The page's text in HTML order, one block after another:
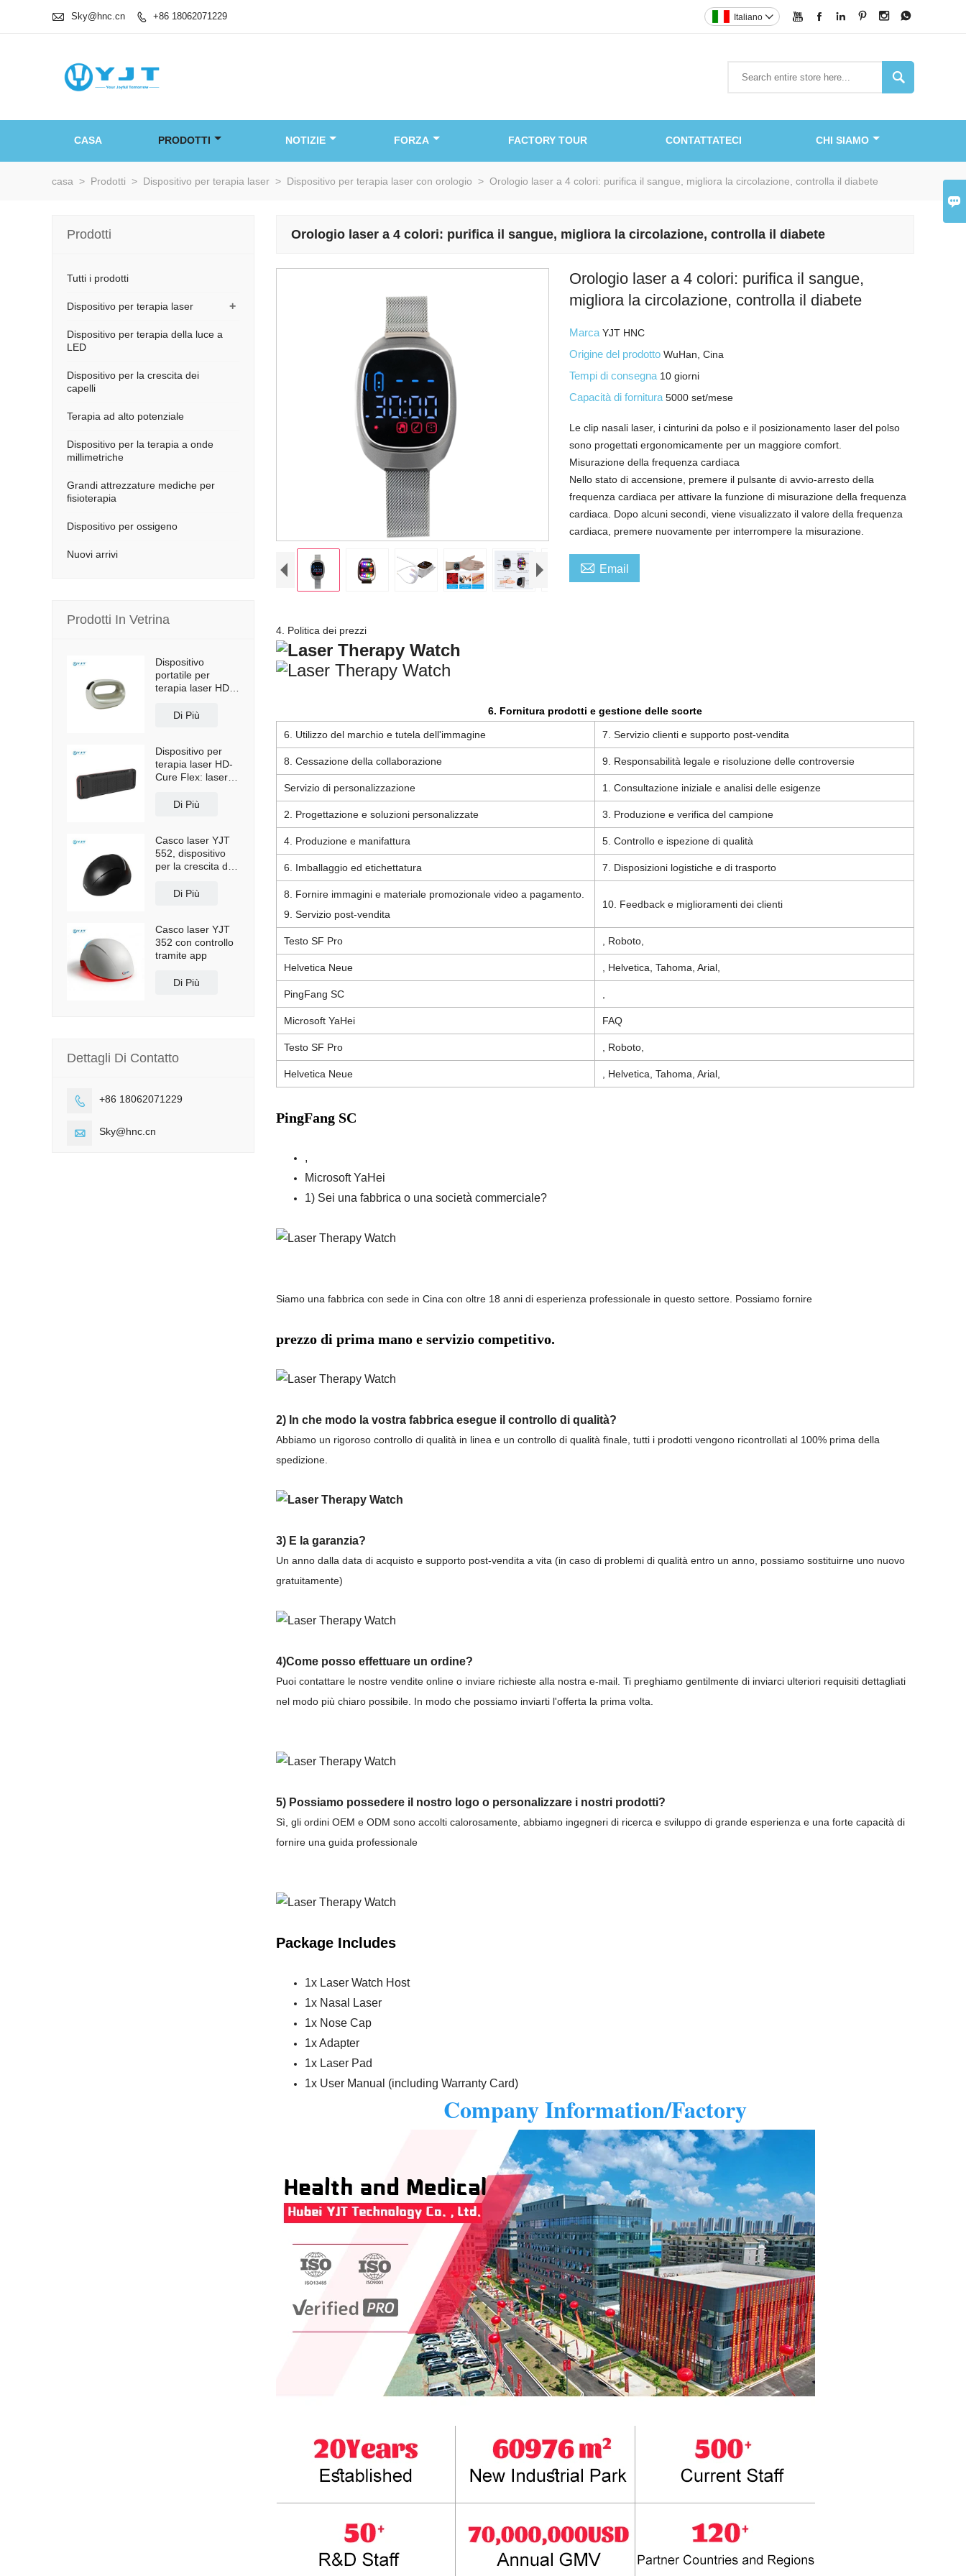

 Sky@hnc.cn  +86 18062071229      
Italiano 

CASA PRODOTTI NOTIZIE FORZA FACTORY TOUR CONTATTATECI CHI SIAMO
casa > Prodotti > Dispositivo per terapia laser > Dispositivo per terapia laser con orologio > Orologio laser a 4 colori: purifica il sangue, migliora la circolazione, controlla il diabete
Orologio laser a 4 colori: purifica il sangue, migliora la circolazione, controlla il diabete
Orologio laser a 4 colori: purifica il sangue,
migliora la circolazione, controlla il diabete
MarcaYJT HNC
Origine del prodottoWuHan, Cina
Tempi di consegna 10 giorni
Capacità di fornitura5000 set/mese
Le clip nasali laser, i cinturini da polso e il posizionamento laser del polso
sono progettati ergonomicamente per un maggiore comfort.
Misurazione della frequenza cardiaca
Nello stato di accensione, premere il pulsante di avvio-arresto della
frequenza cardiaca per attivare la funzione di misurazione della frequenza
cardiaca. Dopo alcuni secondi, viene visualizzato il valore della frequenza
cardiaca, premere nuovamente per interrompere la misurazione.
 Email
4. Politica dei prezzi
6. Fornitura prodotti e gestione delle scorte
6. Utilizzo del marchio e tutela dell'immagine 7. Servizio clienti e supporto post-vendita
8. Cessazione della collaborazione 9. Responsabilità legale e risoluzione delle controversie
Servizio di personalizzazione 1. Consultazione iniziale e analisi delle esigenze
2. Progettazione e soluzioni personalizzate 3. Produzione e verifica del campione
4. Produzione e manifattura 5. Controllo e ispezione di qualità
6. Imballaggio ed etichettatura 7. Disposizioni logistiche e di trasporto
8. Fornire immagini e materiale promozionale video a pagamento.
9. Servizio post-vendita
10. Feedback e miglioramenti dei clienti
Testo SF Pro , Roboto,
Helvetica Neue , Helvetica, Tahoma, Arial,
PingFang SC
Microsoft YaHei FAQ
Testo SF Pro , Roboto,
Helvetica Neue , Helvetica, Tahoma, Arial,
PingFang SC
,
Microsoft YaHei
1) Sei una fabbrica o una società commerciale?
Siamo una fabbrica con sede in Cina con oltre 18 anni di esperienza professionale in questo settore. Possiamo fornire
prezzo di prima mano e servizio competitivo.
2) In che modo la vostra fabbrica esegue il controllo di qualità?
Abbiamo un rigoroso controllo di qualità in linea e un controllo di qualità finale, tutti i prodotti vengono ricontrollati al 100% prima della
spedizione.
3) E la garanzia?
Un anno dalla data di acquisto e supporto post-vendita a vita (in caso di problemi di qualità entro un anno, possiamo sostituirne uno nuovo
gratuitamente)
4)Come posso effettuare un ordine?
Puoi contattare le nostre vendite online o inviare richieste alla nostra e-mail. Ti preghiamo gentilmente di inviarci ulteriori requisiti dettagliati
nel modo più chiaro possibile. In modo che possiamo inviarti l'offerta la prima volta.
5) Possiamo possedere il nostro logo o personalizzare i nostri prodotti?
Sì, gli ordini OEM e ODM sono accolti calorosamente, abbiamo ingegneri di ricerca e sviluppo di grande esperienza e una forte capacità di
fornire una guida professionale
Package Includes
1x Laser Watch Host
1x Nasal Laser
1x Nose Cap
1x Adapter
1x Laser Pad
1x User Manual (including Warranty Card)
Company Information/Factory
Prodotti
Tutti i prodotti
+
Dispositivo per terapia laser
Dispositivo per terapia della luce a
LED
Dispositivo per la crescita dei
capelli
Terapia ad alto potenziale
Dispositivo per la terapia a onde
millimetriche
Grandi attrezzature mediche per
fisioterapia
Dispositivo per ossigeno
Nuovi arrivi
Prodotti In Vetrina
Dispositivo
portatile per
terapia laser HD-
dispositivo per
lunghezza d'onda
ultra-lunga OEM
Di Più
Dispositivo per
terapia laser HD-
Cure Flex: laser a
a lunghezze
dolore e il
recupero.
Di Più
Casco laser YJT
552, dispositivo
per la crescita dei
Di Più
Casco laser YJT
352 con controllo
tramite app
Di Più
Dettagli Di Contatto
 +86 18062071229
 Sky@hnc.cn